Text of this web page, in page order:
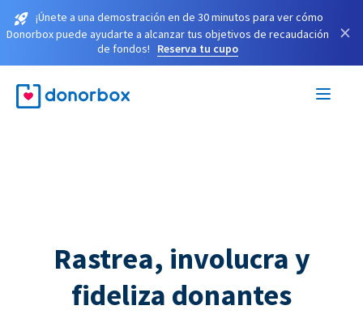
¡Únete a una demostración en de 30 minutos para ver cómo
Donorbox puede ayudarte a alcanzar tus objetivos de recaudación
de fondos!
Reserva tu cupo
×
Rastrea, involucra y
fideliza donantes